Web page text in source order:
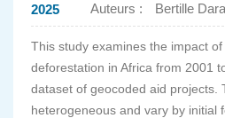
2025 Auteurs : Bertille
This study examines the impact
deforestation in Africa from 2001
dataset of geocoded aid projects.
heterogeneous and vary by initial